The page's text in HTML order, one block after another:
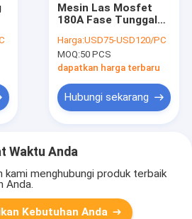
Mesin Las Mosfet
180A Fase Tunggal
Pengelasan SS
Harga:USD75-USD120/PC
MOQ:50 PCS
dapatkan harga terbaru
Hubungi sekarang
Waktu Anda
kami menghubungi produk terbaik
Anda.
Kebutuhan Anda